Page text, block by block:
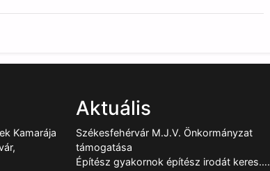
Kamarája
Aktuális
Székesfehérvár M.J.V. Önkormányzat
támogatása
Építész gyakornok építész irodát keres….